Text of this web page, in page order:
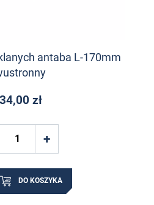
antaba L-170mm
zł
DO KOSZYKA